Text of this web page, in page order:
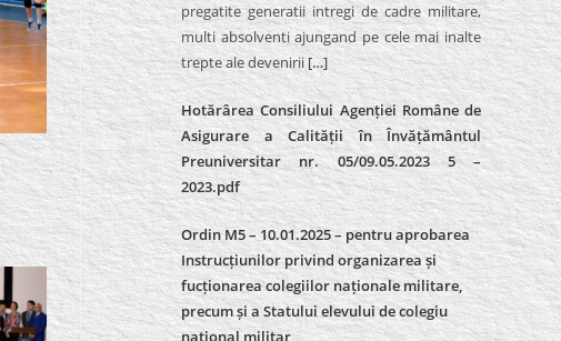
pregatite generatii intregi de cadre militare,
multi absolventi ajungand pe cele mai inalte
trepte ale devenirii […]
Hotărârea Consiliului Agenției Române de
Asigurare a Calității în Învățământul
Preuniversitar nr. 05/09.05.2023 5 –
2023.pdf
Ordin M5 – 10.01.2025 – pentru aprobarea
Instrucțiunilor privind organizarea și
fucționarea colegiilor naționale militare,
precum și a Statului elevului de colegiu
național militar